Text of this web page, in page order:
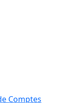
Comptes